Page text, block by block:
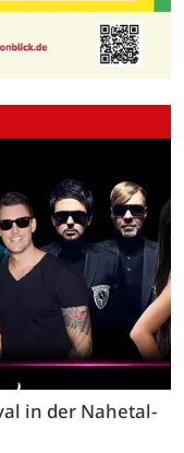
in der Nahetal-